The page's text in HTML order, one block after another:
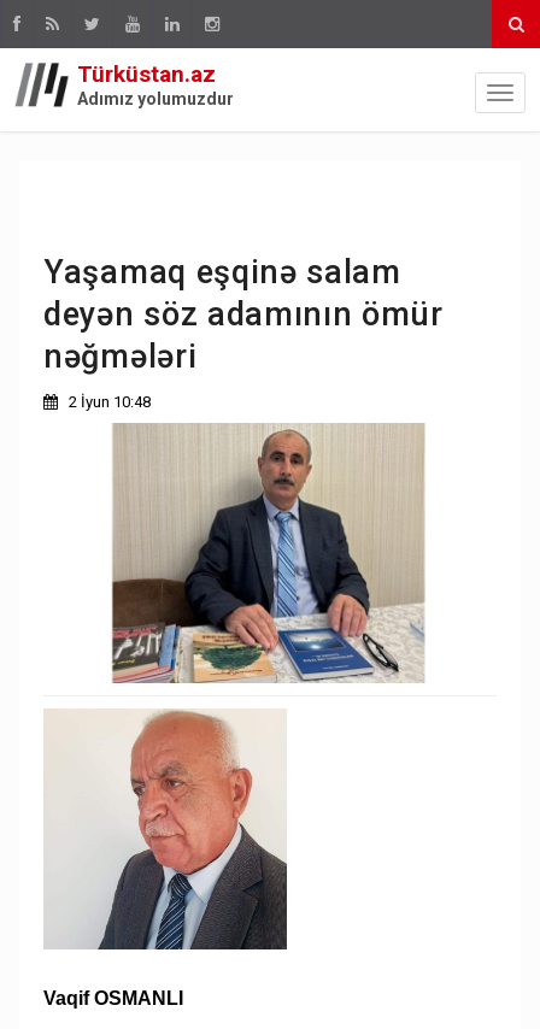
Türküstan.az
Adımız yolumuzdur
Yaşamaq eşqinə salam
deyən söz adamının ömür
nəğmələri
2 İyun 10:48
Vaqif OSMANLI